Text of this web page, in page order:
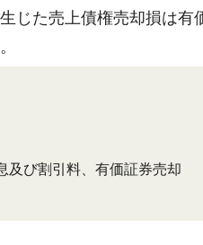
じた売上債権売却損は有
び割引料、有価証券売却